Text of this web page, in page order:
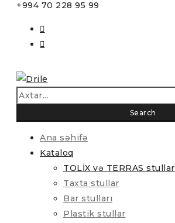
+994 70 228 95 99
Ana səhifə
Kataloq
TOLİX və TERRAS stullar
Taxta stullar
Bar stulları
Plastik stullar